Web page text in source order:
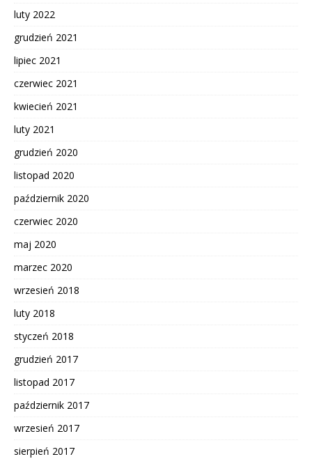
luty 2022
grudzień 2021
lipiec 2021
czerwiec 2021
kwiecień 2021
luty 2021
grudzień 2020
listopad 2020
październik 2020
czerwiec 2020
maj 2020
marzec 2020
wrzesień 2018
luty 2018
styczeń 2018
grudzień 2017
listopad 2017
październik 2017
wrzesień 2017
sierpień 2017